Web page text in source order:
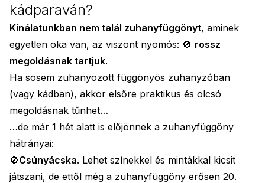
kádparaván?
Kínálatunkban nem talál zuhanyfüggönyt, aminek
egyetlen oka van, az viszont nyomós: 🚫 rossz
megoldásnak tartjuk.
Ha sosem zuhanyozott függönyös zuhanyzóban
(vagy kádban), akkor elsőre praktikus és olcsó
megoldásnak tűnhet…
…de már 1 hét alatt is előjönnek a zuhanyfüggöny
hátrányai:
🚫Csúnyácska. Lehet színekkel és mintákkal kicsit
játszani, de ettől még a zuhanyfüggöny erősen 20.